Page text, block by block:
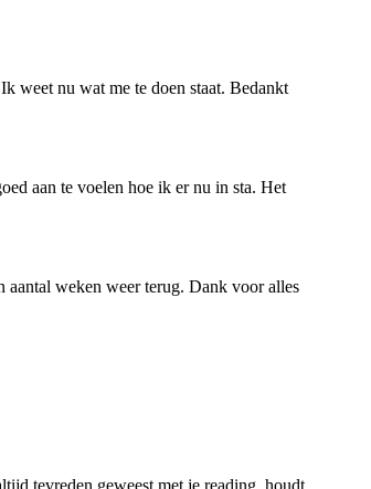
weet nu wat me te doen staat. Bedankt
aan te voelen hoe ik er nu in sta. Het
aantal weken weer terug. Dank voor alles